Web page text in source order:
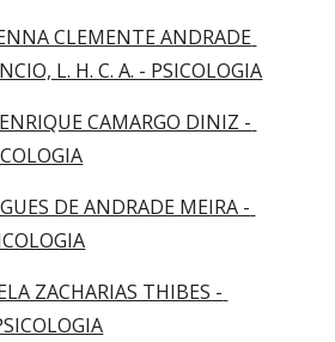
CLEMENTE ANDRADE
L. H. C. A. - PSICOLOGIA
CAMARGO DINIZ -
DE ANDRADE MEIRA -
ZACHARIAS THIBES -